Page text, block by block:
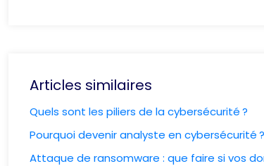
Articles similaires
Quels sont les piliers de la cybersécurité ?
Pourquoi devenir analyste en cybersécurité ?
Attaque de ransomware : que faire si vos